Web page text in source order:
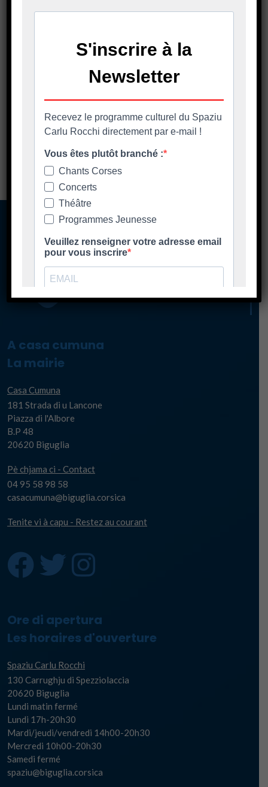
18-29-01-24 Spaziu Culturale Carlu
de tarifs.
A casa cumuna
La mairie
Casa Cumuna
181 Strada di u Lancone
Piazza di l'Albore
B.P 48
20620 Biguglia
Pè chjama ci - Contact
04 95 58 98 58
casacumuna@biguglia.corsica
Tenite vi à capu - Restez au courant
Ore di apertura
Les horaires d'ouverture
Spaziu Carlu Rocchi
130 Carrughju di Spezziolaccia
20620 Biguglia
Lundi matin fermé
Lundi 17h-20h30
Mardi/jeudi/vendredi 14h00-20h30
Mercredi 10h00-20h30
Samedi fermé
spaziu@biguglia.corsica